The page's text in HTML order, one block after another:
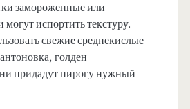
замороженные или
могут испортить текстуру.
свежие среднекислые
голден
придадут пирогу нужный